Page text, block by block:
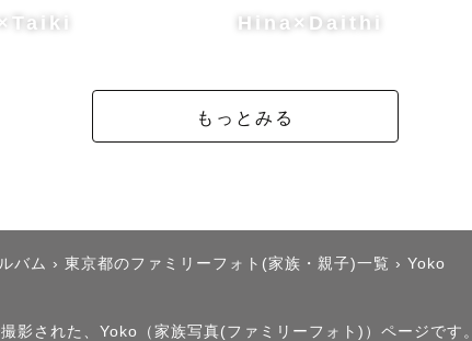
Hina×Daithi
もっとみる
バム › 東京都のファミリーフォト(家族・親子)一覧 › Yoko
された、Yoko（家族写真(ファミリーフォト)）ページです。